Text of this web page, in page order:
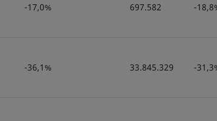
-17,0% 697.582 -
-36,1% 33.845.329 -